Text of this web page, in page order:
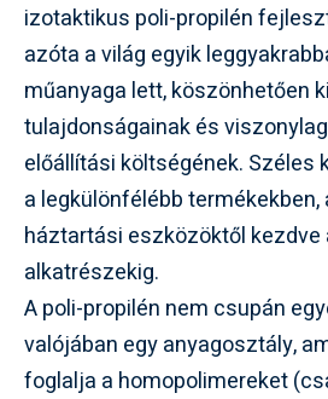
izotaktikus poli-propilén
azóta a világ egyik
műanyaga lett, köszönhetően
tulajdonságainak és
előállítási költségének. Széles
a legkülönfélébb
háztartási eszközöktől kezdve
alkatrészekig.
A poli-propilén nem csupán
valójában egy anyagosztály,
foglalja a homopolimereket